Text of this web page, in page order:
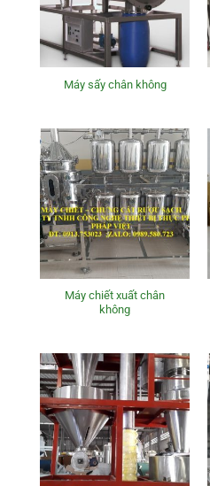
Máy sấy chân không
Máy chiết xuất chân
không